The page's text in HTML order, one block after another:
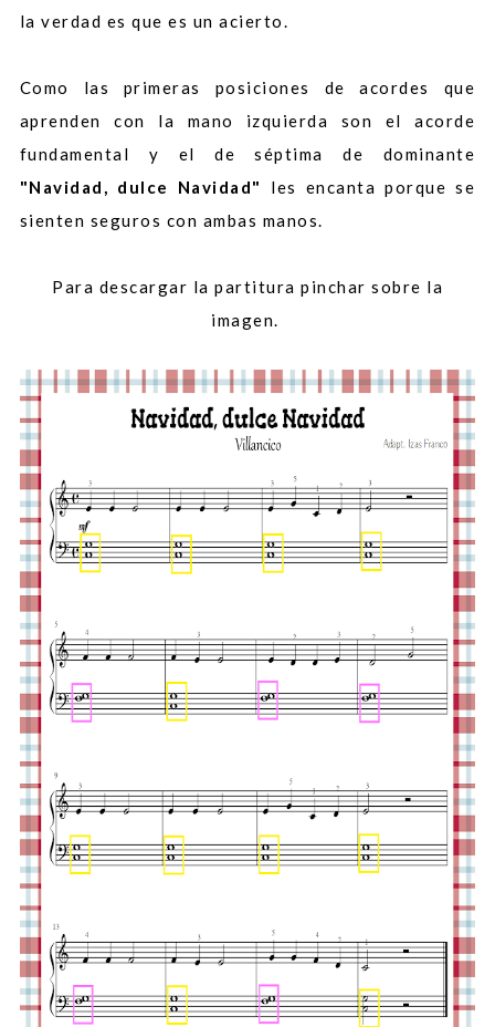
la verdad es que es un acierto.
Como las primeras posiciones de acordes que
aprenden con la mano izquierda son el acorde
fundamental y el de séptima de dominante
"Navidad, dulce Navidad"
les encanta porque se
sienten seguros con ambas manos.
Para descargar la partitura pinchar sobre la
imagen.